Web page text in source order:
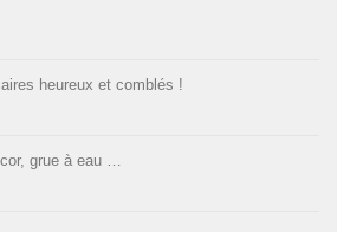
heureux et comblés !
grue à eau …